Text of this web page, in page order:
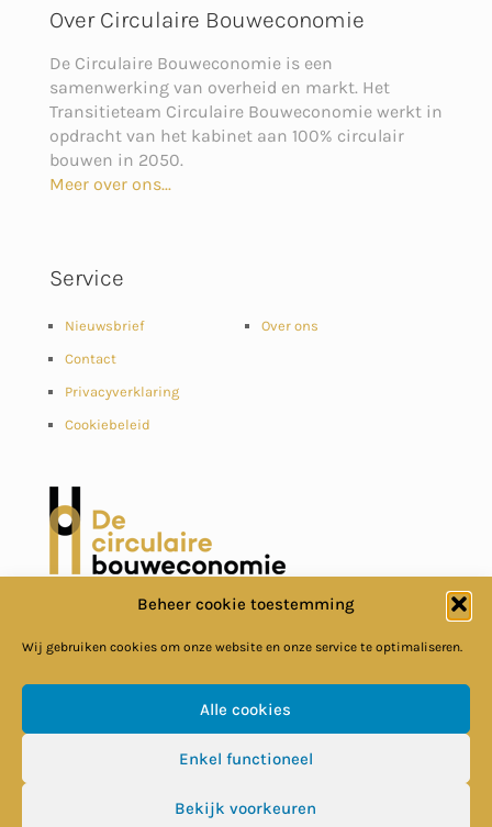
Beheer cookie toestemming
Wij gebruiken cookies om onze website en onze service te optimaliseren.
Alle cookies
Enkel functioneel
Bekijk voorkeuren
Over Circulaire Bouweconomie
De Circulaire Bouweconomie is een
samenwerking van overheid en markt. Het
Transitieteam Circulaire Bouweconomie werkt in
opdracht van het kabinet aan 100% circulair
bouwen in 2050.
Meer over ons...
Service
Nieuwsbrief
Contact
Privacyverklaring
Cookiebeleid
Over ons
© Circulaire Bouweconomie